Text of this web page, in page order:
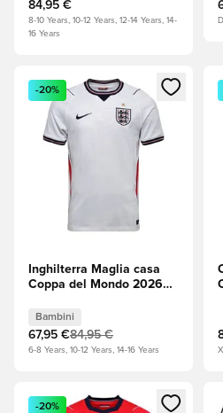
84,95 €
8-10 Years, 10-12 Years, 12-14 Years, 14-
16 Years
Apre una finestra modale per
-20%
Inghilterra Maglia casa
Coppa del Mondo 2026
Bambini
67,95 €84,95 €
6-8 Years, 10-12 Years, 14-16 Years
Apre una finestra modale per
-20%